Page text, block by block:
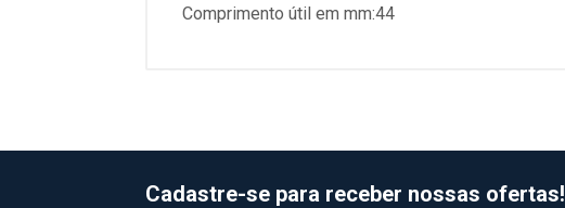
Comprimento útil em mm:44
Cadastre-se para receber nossas ofertas!